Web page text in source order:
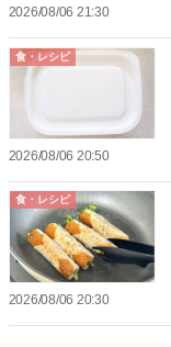
2026/08/06 21:30
食・レシピ
2026/08/06 20:50
食・レシピ
2026/08/06 20:30